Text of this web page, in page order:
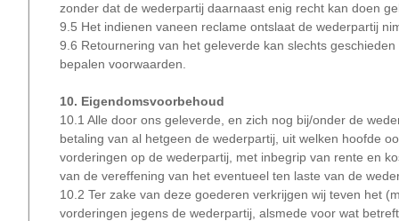
zonder dat de wederpartij daarnaast enig recht kan doen
9.5 Het indienen vaneen reclame ontslaat de wederpartij
9.6 Retournering van het geleverde kan slechts
bepalen voorwaarden.
10. Eigendomsvoorbehoud
10.1 Alle door ons geleverde, en zich nog bij/onder de
betaling van al hetgeen de wederpartij, uit welken hoofde
vorderingen op de wederpartij, met inbegrip van rente en
van de vereffening van het eventueel ten laste van de
10.2 Ter zake van deze goederen verkrijgen wij teven het
vorderingen jegens de wederpartij, alsmede voor wat